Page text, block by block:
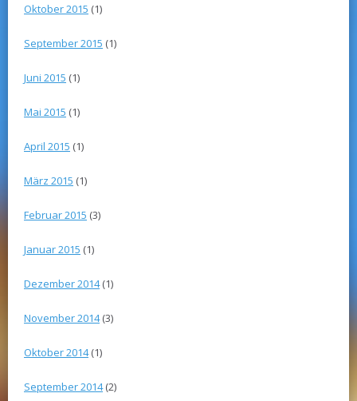
Oktober 2015 (1)
September 2015 (1)
Juni 2015 (1)
Mai 2015 (1)
April 2015 (1)
März 2015 (1)
Februar 2015 (3)
Januar 2015 (1)
Dezember 2014(1)
November 2014(3)
Oktober 2014(1)
September 2014(2)